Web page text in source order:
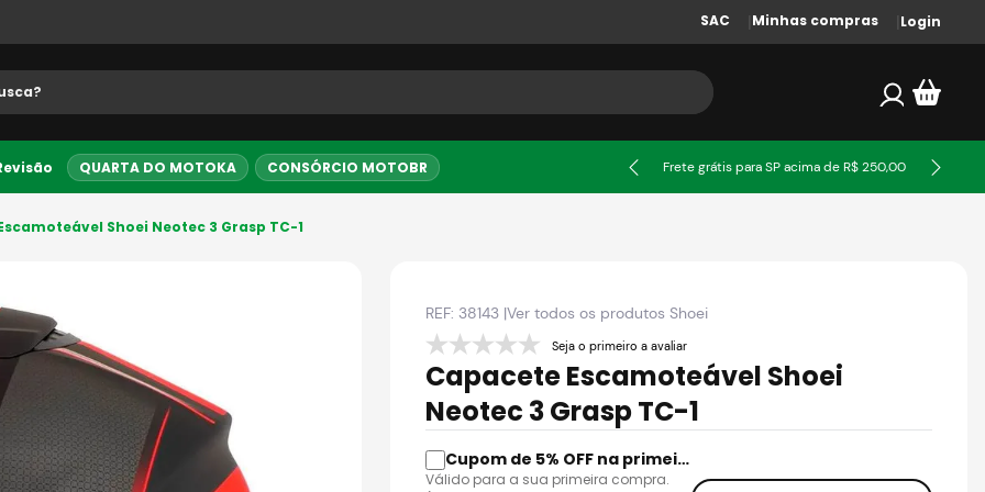
SAC Minhas compras Login
buscados
QUARTA DO MOTOKA CONSÓRCIO MOTOBR
5% OFF no PIX Entrega Expressa Frete grátis para SP acima de R$ 250,00
Shoei Neotec 3 Grasp TC-1
REF:38143 |Ver todos os produtosShoei
Seja o primeiro a avaliar
Capacete Escamoteável Shoei
Neotec 3 Grasp TC-1
Cupom de 5% OFF na primeira compra
Válido para a sua primeira compra.